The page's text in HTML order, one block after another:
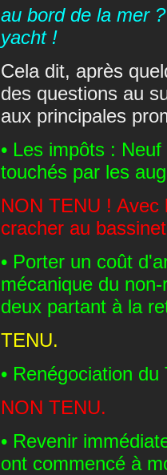
au bord de la mer
yacht !
Cela dit, après
des questions au
aux principales
• Les impôts :
touchés par les
NON TENU !
cracher au
• Porter un coût
mécanique du
deux partant à la
TENU.
• Renégociation
NON TENU.
• Revenir
ont commencé à